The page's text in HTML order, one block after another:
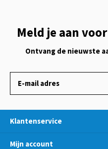
Meld je aan
Ontvang de nieuwste
Klantenservice
Mijn account